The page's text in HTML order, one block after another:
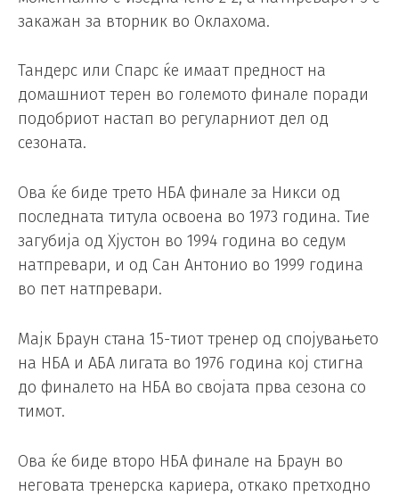
закажан за вторник во Оклахома.
Тандерс или Спарс ќе имаат предност на
домашниот терен во големото финале поради
подобриот настап во регуларниот дел од
сезоната.
Ова ќе биде трето НБА финале за Никси од
последната титула освоена во 1973 година. Тие
загубија од Хјустон во 1994 година во седум
натпревари, и од Сан Антонио во 1999 година
во пет натпревари.
Мајк Браун стана 15-тиот тренер од спојувањето
на НБА и АБА лигата во 1976 година кој стигна
до финалето на НБА во својата прва сезона со
тимот.
Ова ќе биде второ НБА финале на Браун во
неговата тренерска кариера, откако претходно